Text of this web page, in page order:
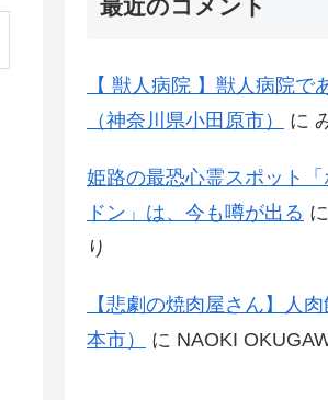
最近のコメント
【 獣人病院 】獣人病院で
（神奈川県小田原市）
に
姫路の最恐心霊スポット
ドン」は、今も噂が出る に
り
【悲劇の焼肉屋さん】人
本市）
に NAOKI